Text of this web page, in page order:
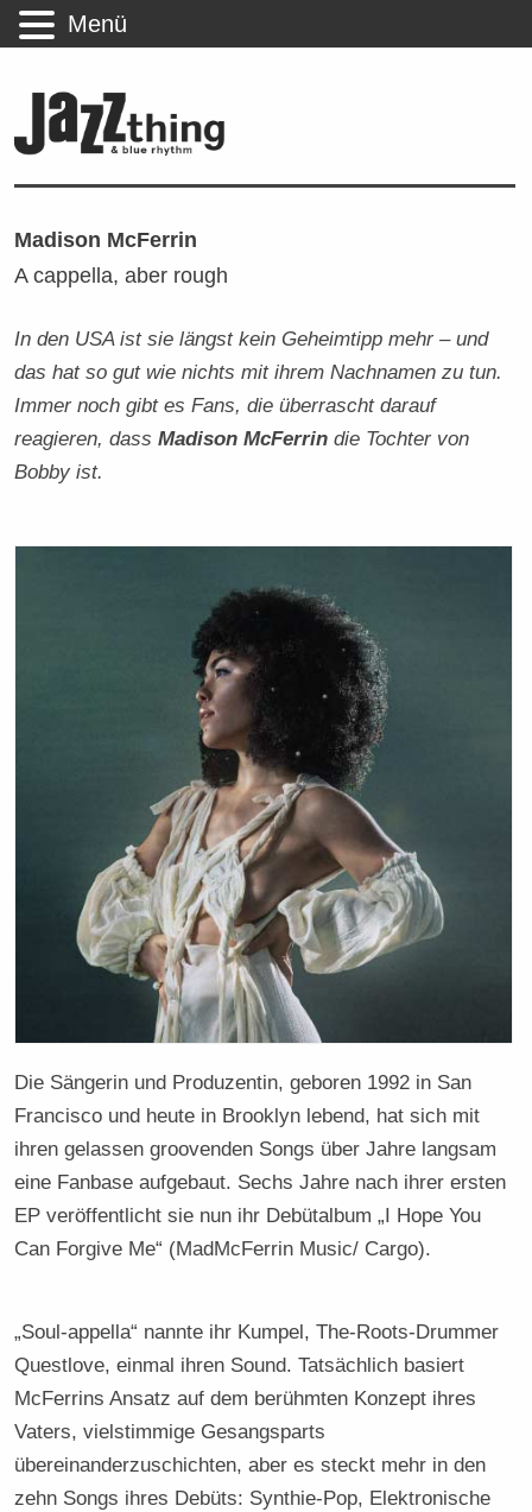
Madison McFerrin
A cappella, aber rough
In den USA ist sie längst kein Geheimtipp mehr – und
das hat so gut wie nichts mit ihrem Nachnamen zu tun.
Immer noch gibt es Fans, die überrascht darauf
reagieren, dassMadison McFerrin die Tochter von
Bobby ist.
Die Sängerin und Produzentin, geboren 1992 in San
Francisco und heute in Brooklyn lebend, hat sich mit
ihren gelassen groovenden Songs über Jahre langsam
eine Fanbase aufgebaut. Sechs Jahre nach ihrer ersten
EP veröffentlicht sie nun ihr Debütalbum „I Hope You
Can Forgive Me“ (MadMcFerrin Music/ Cargo).
„Soul-appella“ nannte ihr Kumpel, The-Roots-Drummer
Questlove, einmal ihren Sound. Tatsächlich basiert
McFerrins Ansatz auf dem berühmten Konzept ihres
Vaters, vielstimmige Gesangsparts
übereinanderzuschichten, aber es steckt mehr in den
zehn Songs ihres Debüts: Synthie-Pop, Elektronische
Menü